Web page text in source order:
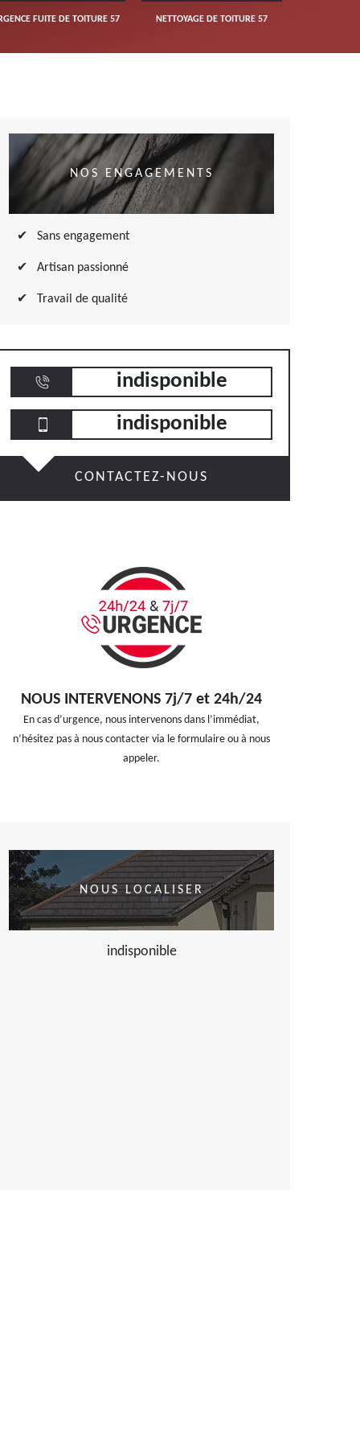
FUITE DE TOITURE 57 NETTOYAGE DE TOITURE 57
NOS ENGAGEMENTS
Sans engagement
Artisan passionné
Travail de qualité
indisponible
indisponible
CONTACTEZ-NOUS
NOUS INTERVENONS 7j/7 et 24h/24
En cas d’urgence, nous intervenons dans l’immédiat,
n’hésitez pas à nous contacter via le formulaire ou à nous
appeler.
NOUS LOCALISER
indisponible